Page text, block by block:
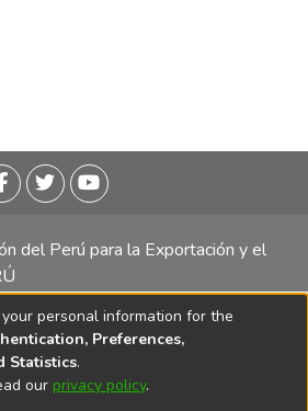
del Perú para la Exportación y el
616 7300 / 616 7400 Calle Uno
Pisos 13 y 14, San Isidro -
personal information for the
Preferences,
Statistics.
our privacy policy.